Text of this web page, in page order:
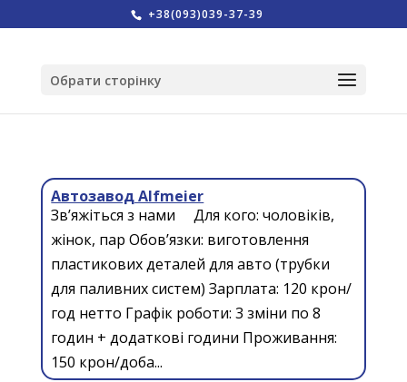
+38(093)039-37-39
Обрати сторінку
Автозавод Alfmeier
Зв’яжіться з нами Для кого: чоловіків,
жінок, пар Обов’язки: виготовлення
пластикових деталей для авто (трубки
для паливних систем) Зарплата: 120 крон/
год нетто Графік роботи: 3 зміни по 8
годин + додаткові години Проживання:
150 крон/доба...